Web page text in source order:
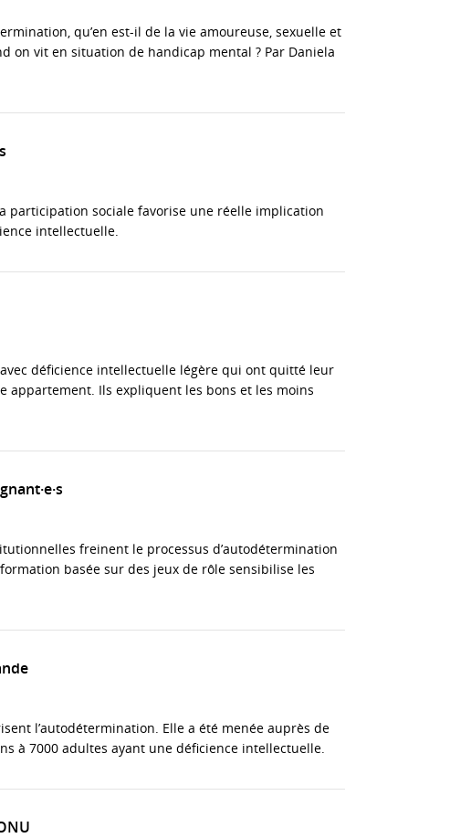
qu’en est-il de la vie amoureuse, sexuelle et
on vit en situation de handicap mental ? Par Daniela
participation sociale favorise une réelle implication
intellectuelle.
déficience intellectuelle légère qui ont quitté leur
Ils expliquent les bons et les moins
freinent le processus d’autodétermination
basée sur des jeux de rôle sensibilise les
l’autodétermination. Elle a été menée auprès de
à 7000 adultes ayant une déficience intellectuelle.